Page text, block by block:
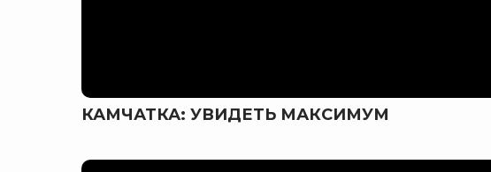
КАМЧАТКА: УВИДЕТЬ МАКСИМУМ